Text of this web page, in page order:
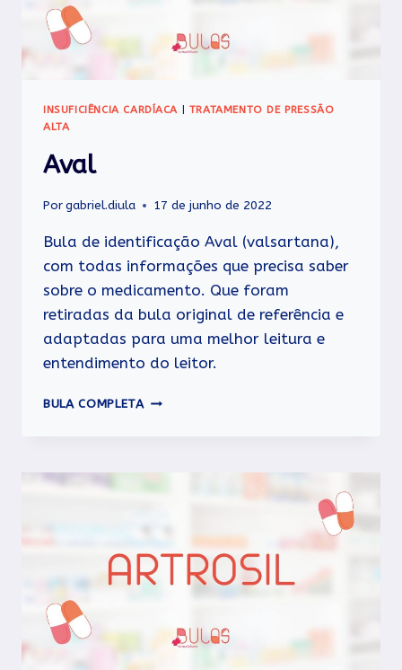
INSUFICIÊNCIA CARDÍACA
TRATAMENTO DE PRESSÃO
ALTA
Aval
Porgabriel.diula 17 de junho de 2022
Bula de identificação Aval (valsartana),
com todas informações que precisa saber
sobre o medicamento. Que foram
retiradas da bula original de referência e
adaptadas para uma melhor leitura e
entendimento do leitor.
BULA COMPLETA AVAL